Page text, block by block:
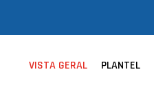
PROJETOS
VISTA GERAL PLANTEL